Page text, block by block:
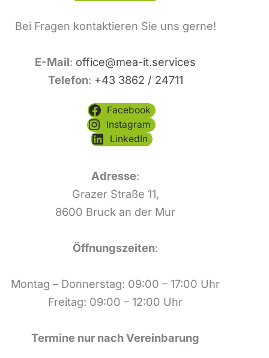
Bei Fragen kontaktieren Sie uns gerne!
E-Mail: office@mea-it.services
Telefon: +43 3862 / 24711
Facebook
Instagram
LinkedIn
Adresse:
Grazer Straße 11,
8600 Bruck an der Mur
Öffnungszeiten:
Montag – Donnerstag: 09:00 – 17:00 Uhr
Freitag: 09:00 – 12:00 Uhr
Termine nur nach Vereinbarung